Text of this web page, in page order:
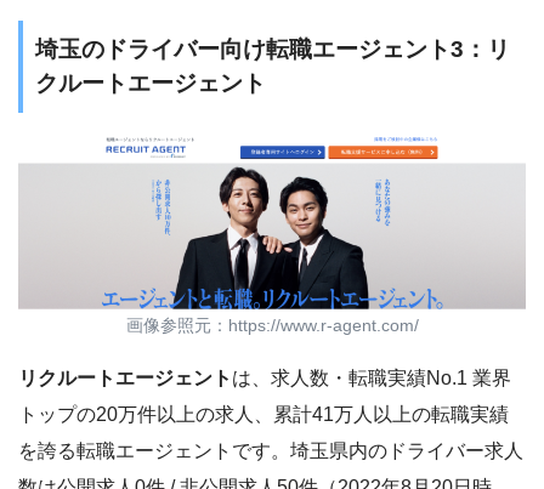
埼玉のドライバー向け転職エージェント3：リ
クルートエージェント
画像参照元：https://www.r-agent.com/
リクルートエージェント は、求人数・転職実績No.1 業界
トップの20万件以上の求人、累計41万人以上の転職実績
を誇る転職エージェントです。埼玉県内のドライバー求人